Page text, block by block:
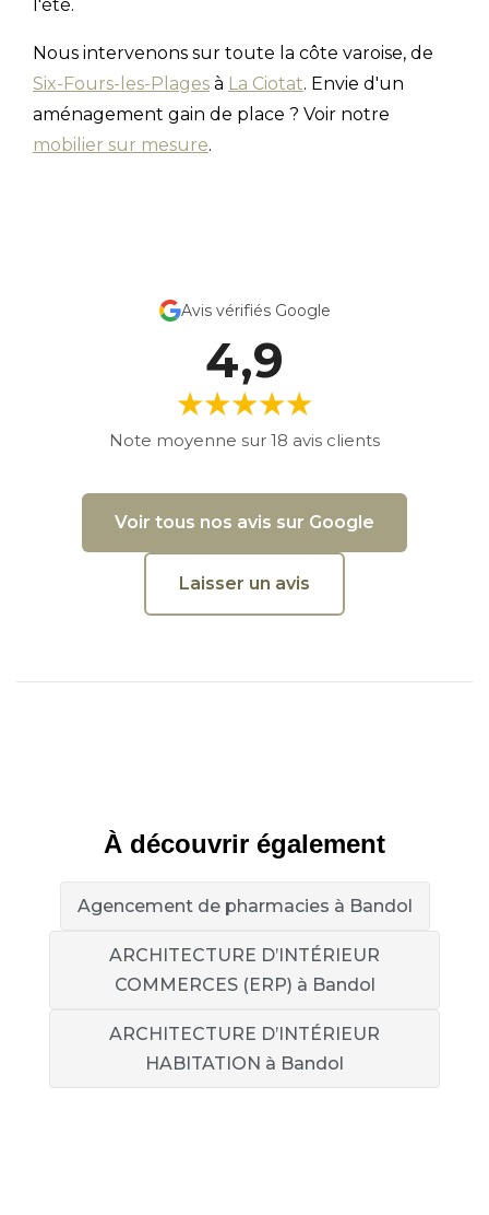
l'été.
Nous intervenons sur toute la côte varoise, de
Six-Fours-les-Plages à La Ciotat. Envie d'un
aménagement gain de place ? Voir notre
mobilier sur mesure.
Avis vérifiés Google
4,9
★★★★★
Note moyenne sur 18 avis clients
Voir tous nos avis sur Google
Laisser un avis
À découvrir également
Agencement de pharmacies à Bandol
ARCHITECTURE D’INTÉRIEUR
COMMERCES (ERP) à Bandol
ARCHITECTURE D’INTÉRIEUR
HABITATION à Bandol